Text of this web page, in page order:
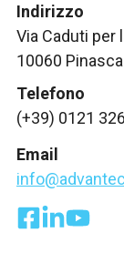
Indirizzo
Via Caduti per
10060
Telefono
(+39) 0121
Email